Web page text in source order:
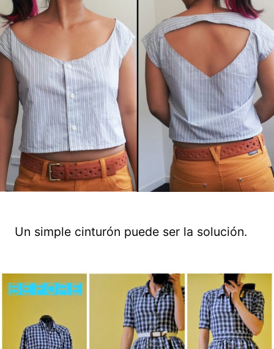
Un simple cinturón puede ser la solución.